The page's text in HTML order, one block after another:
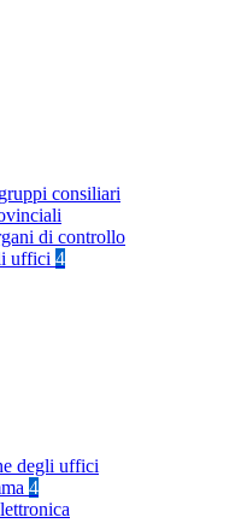
consiliari
di controllo
uffici 4
degli uffici
4